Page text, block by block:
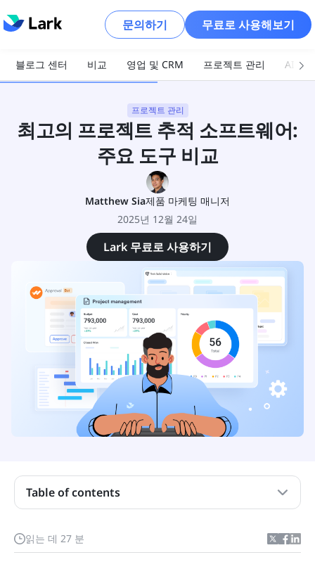
문의하기 무료로 사용해보기
블로그 센터 비교 영업 및 CRM 프로젝트 관리 AI 및
프로젝트 관리
최고의 프로젝트 추적 소프트웨어:
주요 도구 비교
Matthew Sia제품 마케팅 매니저
2025년 12월 24일
Lark 무료로 사용하기
읽는 데 27 분
Table of contents
프로젝트 추적 소프트웨어란 무엇입니까?